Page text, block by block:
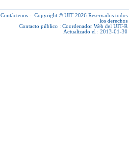
Contáctenos - Copyright © UIT 2026 Reservados todos
los derechos
Contacto público : Coordenador Web del UIT-R
Actualizado el : 2013-01-30